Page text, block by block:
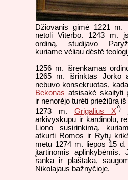
Džiovanis gimė 1221 m.
netoli Viterbo. 1243 m.
ordiną, studijavo
kuriame vėliau dėstė
1256 m. išrenkamas
1265 m. išrinktas Jorko
nebuvo konsekruotas,
Bekonas atsisakė skaityti
ir nenorėjo turėti priežiūrą
1273 m. Grigalius X*)jį
arkivyskupu ir kardinolu,
Liono susirinkimą,
atkurti Romos ir Rytų
metu 1274 m. liepos 15
įtartinomis aplinkybėmis.
ranka ir plaštaka,
Nikolajaus bažnyčioje.